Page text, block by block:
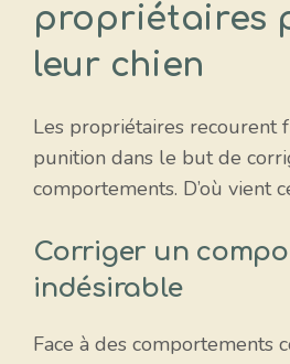
propriétaires
leur chien
Les propriétaires recourent
punition dans le but de
comportements. D’où vient
Corriger un
indésirable
Face à des comportements